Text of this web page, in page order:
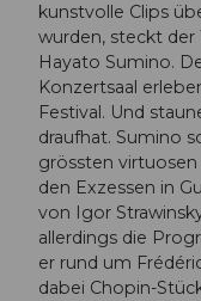
kunstvolle Clips
wurden, steckt der
Hayato Sumino.
Konzertsaal
Festival. Und
draufhat. Sumino
grössten
den Exzessen in
von Igor
allerdings die
er rund um
dabei Chopin-